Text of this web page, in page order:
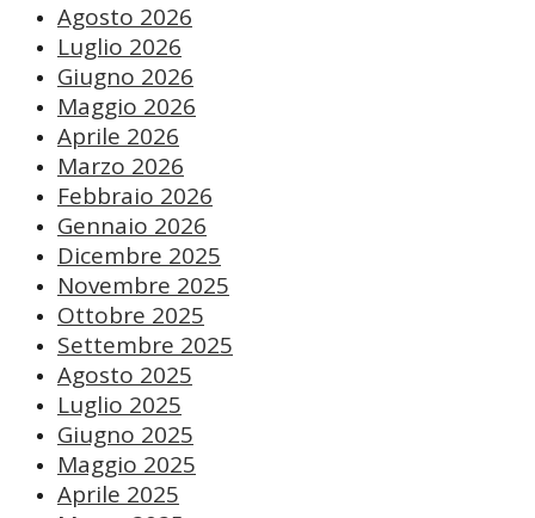
Agosto 2026
Luglio 2026
Giugno 2026
Maggio 2026
Aprile 2026
Marzo 2026
Febbraio 2026
Gennaio 2026
Dicembre 2025
Novembre 2025
Ottobre 2025
Settembre 2025
Agosto 2025
Luglio 2025
Giugno 2025
Maggio 2025
Aprile 2025